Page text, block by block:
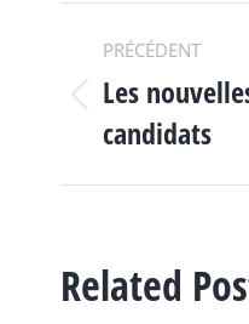
ARTICLE
PRÉCÉDENT
Article
précédent
:
Les
candidats
Related